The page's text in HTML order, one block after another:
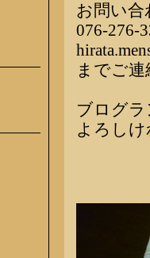
お問い合
076-276-
までご
ブログ
よろし